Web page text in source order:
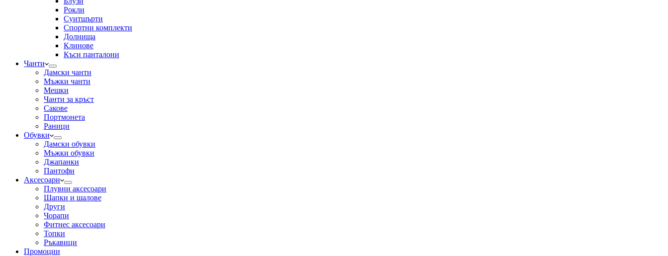
Рокли
Суитшърти
Спортни комплекти
Долнища
Клинове
Къси панталони
Чанти
Дамски чанти
Мъжки чанти
Мешки
Чанти за кръст
Сакове
Портмонета
Раници
Обувки
Дамски обувки
Мъжки обувки
Джапанки
Пантофи
Аксесоари
Плувни аксесоари
Шапки и шалове
Други
Чорапи
Фитнес аксесоари
Топки
Ръкавици
Промоции